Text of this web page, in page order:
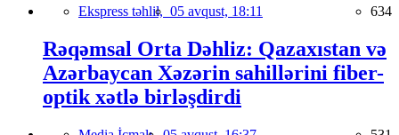
Ekspress təhlil, 05 avqust, 18:11 634
Rəqəmsal Orta Dəhliz: Qazaxıstan və
Azərbaycan Xəzərin sahillərini fiber-
optik xətlə birləşdirdi